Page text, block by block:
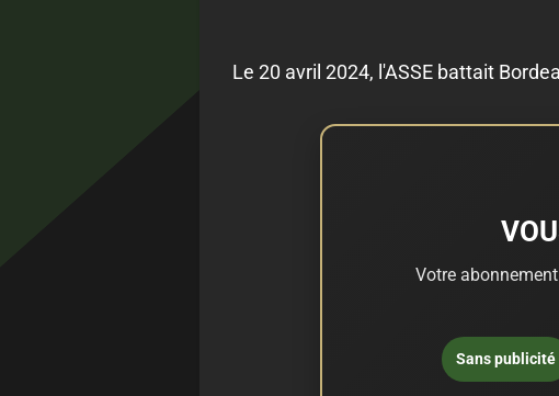
Le 20 avril 2024, l'ASSE battait
Votre
Sans publicité